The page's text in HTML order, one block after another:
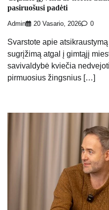
pasiruošusi padėti
Admin 20 Vasario, 2026 0
Svarstote apie
sugrįžimą atgal į gimtąjį
savivaldybė kviečia
pirmuosius žingsnius […]